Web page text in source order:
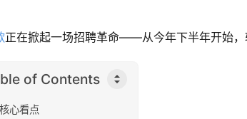
正在掀起一场招聘革命——从今年下半年开始，
of Contents
核心看点